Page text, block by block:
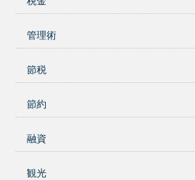
管理術
節税
節約
融資
観光